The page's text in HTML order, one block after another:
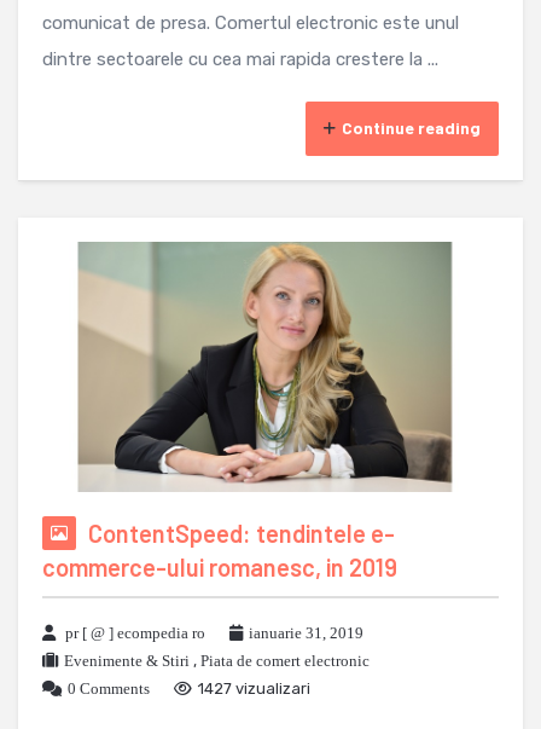
comunicat de presa. Comertul electronic este unul
dintre sectoarele cu cea mai rapida crestere la ...
Continue reading
ContentSpeed: tendintele e-
commerce-ului romanesc, in 2019
pr [ @ ] ecompedia ro
ianuarie 31, 2019
Evenimente & Stiri , Piata de comert electronic
0 Comments
1427 vizualizari